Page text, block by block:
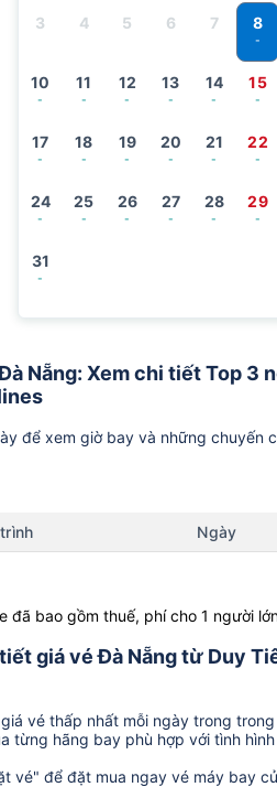
3 4 5 6 7 8
-
10
-
11
-
12
-
13
-
14
-
15
-
17
-
18
-
19
-
20
-
21
-
22
-
24
-
25
-
26
-
27
-
28
-
29
-
31
-
Nẵng: Xem chi tiết Top 3
để xem giờ bay và những
Ngày
đã bao gồm thuế, phí cho 1 người
giá vé Đà Nẵng từ Duy
vé thấp nhất mỗi ngày trong
từng hãng bay phù hợp với tình
vé" để đặt mua ngay vé máy bay